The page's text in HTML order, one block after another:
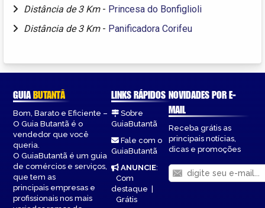
Distância de 3 Km - Princesa do Bonfiglioli
Distância de 3 Km - Panificadora Corifeu
GUIABUTANTÃ
Bom, Barato e Eficiente –
O Guia Butantã é o
vendedor que você
queria.
O GuiaButantã é um guia
de comércios e serviços,
que tem as
principais empresas e
profissionais nos mais
LINKS RÁPIDOS
Sobre
GuiaButantã
Fale com o
GuiaButantã
ANUNCIE:
Com
destaque|
Grátis
NOVIDADES POR E-
MAIL
Receba grátis as
principais notícias,
dicas e promoções